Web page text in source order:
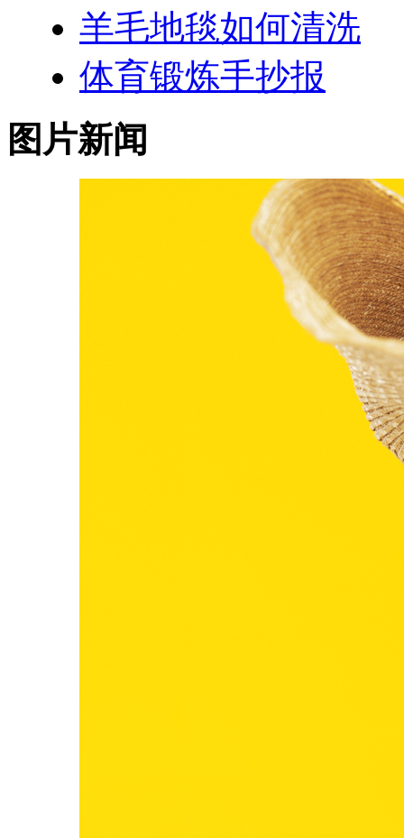
羊毛地毯如何清洗
体育锻炼手抄报
图片新闻